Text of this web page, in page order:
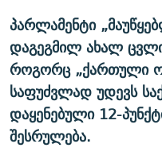
პარლამენტი
დაგეგმილ ახალ
როგორც „ქართული
საფუძვლად უდევს
დაყენებული 12-
შესრულება.